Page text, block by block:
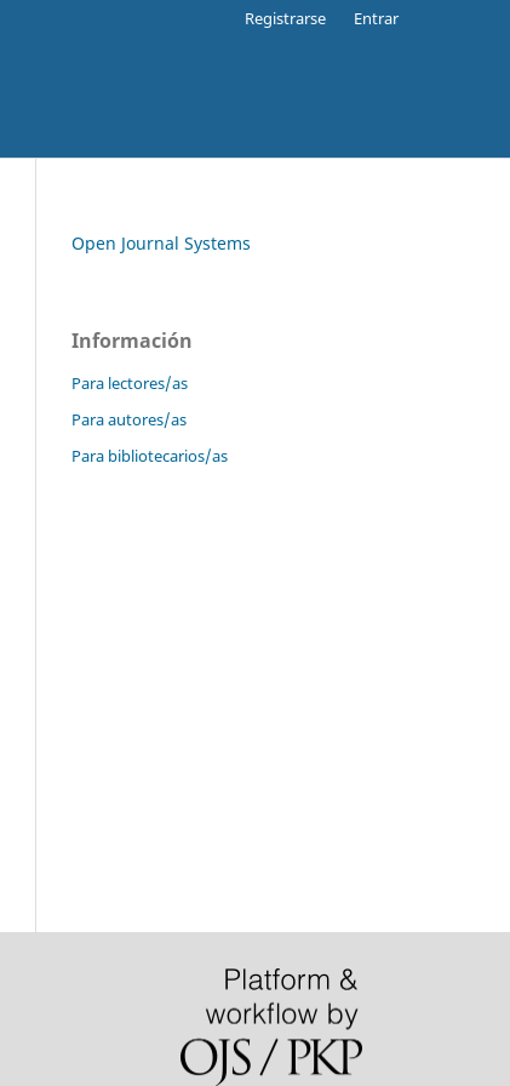
Registrarse Entrar
Open Journal Systems
Información
Para lectores/as
Para autores/as
Para bibliotecarios/as